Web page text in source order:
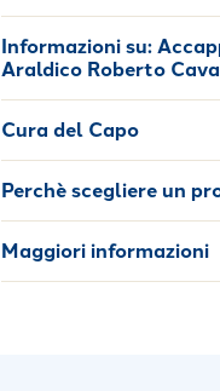
Informazioni su:
Araldico Roberto
Cura del Capo
Perchè scegliere un
Maggiori informazioni